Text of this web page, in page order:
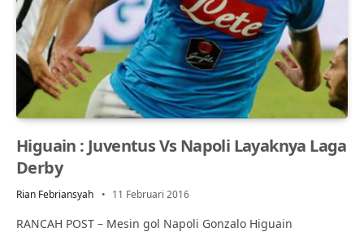
Higuain : Juventus Vs Napoli Layaknya Laga
Derby
Rian Febriansyah 11 Februari 2016
RANCAH POST – Mesin gol Napoli Gonzalo Higuain